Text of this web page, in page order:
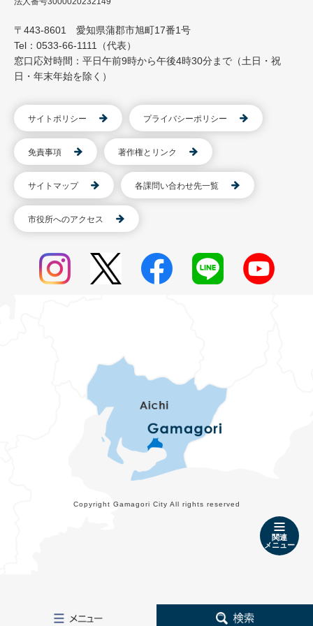
関連
メニュー
〒443-8601 愛知県蒲郡市旭町17番1号
Tel：0533-66-1111（代表）
窓口応対時間：平日午前9時から午後4時30分まで（土日・祝
日・年末年始を除く）
サイトポリシー プライバシーポリシー
免責事項 著作権とリンク
サイトマップ 各課問い合わせ先一覧
市役所へのアクセス
Copyright Gamagori City All rights reserved